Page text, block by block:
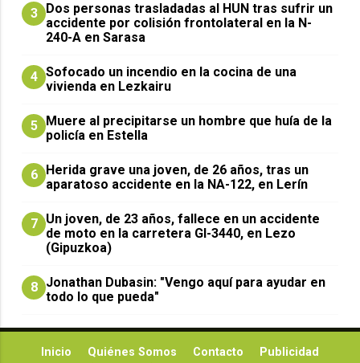
3
​Dos personas trasladadas al HUN tras sufrir un
accidente por colisión frontolateral en la N-
240-A en Sarasa
4 Sofocado un incendio en la cocina de una
vivienda en Lezkairu
5
Muere al precipitarse un hombre que huía de la
policía en Estella
6
Herida grave una joven, de 26 años, tras un
aparatoso accidente en la NA-122, en Lerín
7 Un joven, de 23 años, fallece en un accidente
de moto en la carretera GI-3440, en Lezo
(Gipuzkoa)
8 Jonathan Dubasin: "Vengo aquí para ayudar en
todo lo que pueda"
Inicio Quiénes Somos Contacto
Publicidad